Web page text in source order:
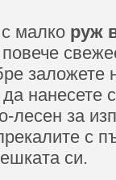
малко руж
заложете
нанесете
лесен за
с
си.